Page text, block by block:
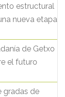
estructural
nueva etapa
de Getxo
el futuro
gradas de